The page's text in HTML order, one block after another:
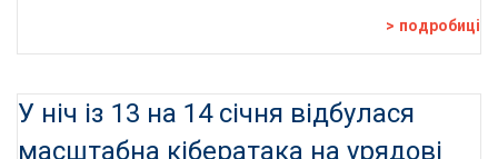
подробиці
У ніч із 13 на 14 січня відбулася
масштабна кібератака на урядові